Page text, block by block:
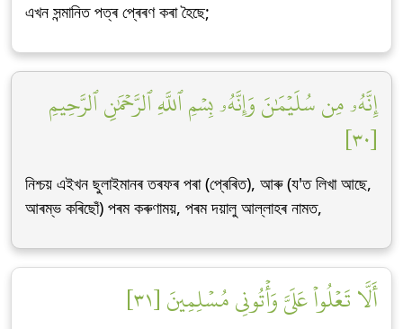
এখন সন্মানিত পত্ৰ প্ৰেৰণ কৰা হৈছে;
إِنَّهُۥ مِن سُلَيۡمَٰنَ وَإِنَّهُۥ بِسۡمِ ٱللَّهِ ٱلرَّحۡمَٰنِ ٱلرَّحِيمِ
[٣٠]
নিশ্চয় এইখন ছুলাইমানৰ তৰফৰ পৰা (প্ৰেৰিত), আৰু (য'ত লিখা আছে,
আৰম্ভ কৰিছোঁ) পৰম কৰুণাময়, পৰম দয়ালু আল্লাহৰ নামত,
أَلَّا تَعۡلُواْ عَلَيَّ وَأۡتُونِي مُسۡلِمِينَ [٣١]